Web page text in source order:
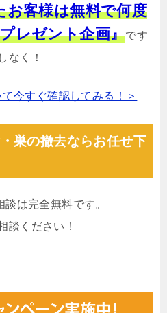
お客様は無料で何度
レゼント企画』です
なく！
今すぐ確認してみる！＞
巣の撤去ならお任せ下
は完全無料です。
談ください！